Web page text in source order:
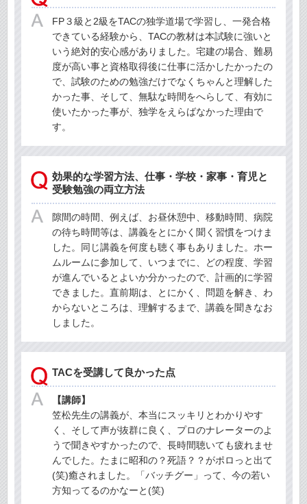
FP３級と2級をTACの独学道場で学習し、一発合格
できている経験から、TACの教材は本試験に強いと
いう絶対的安心感がありました。宅建の場合、難易
度が高い事と資格取得後に仕事に活かしたかったの
で、試験のための勉強だけでなくちゃんと理解した
かった事、そして、無駄な時間をへらして、有効に
使いたかった事が、独学をえらばなかった理由で
す。
効果的な学習方法、仕事・学校・家事・育児と
受験勉強の両立方法
隙間の時間、例えば、お昼休憩中、移動時間、病院
の待ち時間等は、講義をとにかく聞く習慣をつけま
した。同じ講義を何度も聴く事もありました。ホー
ムルームに参加して、いつまでに、どの程度、学習
が進んでいるとよいか分かったので、計画的に学習
できました。直前期は、とにかく、問題を解き、わ
からないところは、理解するまで、講義を聞きなお
しました。
TACを受講して良かった点
【講師】
笠松先生の講義が、本当にスッキリとわかりやす
く、そして声が抜群に良く、プロのナレーターのよ
うで聞きやすかったので、長時間聴いても疲れませ
んでした。たまに昭和の？死語？？がポロっと出て
(笑)癒されました。「バッチグー」って、今の若い
方知ってるのかなーと(笑)